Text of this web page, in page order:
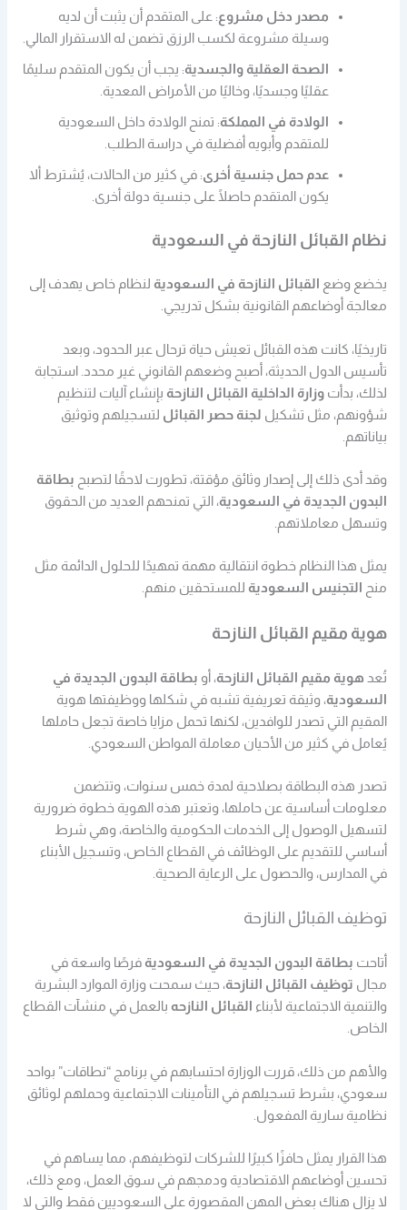
مصدر دخل مشروع: على المتقدم أن يثبت أن لديه
وسيلة مشروعة لكسب الرزق تضمن له الاستقرار المالي.
الصحة العقلية والجسدية: يجب أن يكون المتقدم سليمًا
عقليًا وجسديًا، وخاليًا من الأمراض المعدية.
الولادة في المملكة: تمنح الولادة داخل السعودية
للمتقدم وأبويه أفضلية في دراسة الطلب.
عدم حمل جنسية أخرى: في كثير من الحالات، يُشترط ألا
يكون المتقدم حاصلًا على جنسية دولة أخرى.
نظام القبائل النازحة في السعودية
يخضع وضع القبائل النازحة في السعودية لنظام خاص يهدف إلى
معالجة أوضاعهم القانونية بشكل تدريجي.
تاريخيًا، كانت هذه القبائل تعيش حياة ترحال عبر الحدود، وبعد
تأسيس الدول الحديثة، أصبح وضعهم القانوني غير محدد. استجابة
لذلك، بدأتوزارة الداخلية القبائل النازحة بإنشاء آليات لتنظيم
شؤونهم، مثل تشكيل لجنة حصر القبائل لتسجيلهم وتوثيق
بياناتهم.
وقد أدى ذلك إلى إصدار وثائق مؤقتة، تطورت لاحقًا لتصبح بطاقة
البدون الجديدة في السعودية، التي تمنحهم العديد من الحقوق
وتسهل معاملاتهم.
يمثل هذا النظام خطوة انتقالية مهمة تمهيدًا للحلول الدائمة مثل
منح التجنيس السعودية للمستحقين منهم.
هوية مقيم القبائل النازحة
تُعد هوية مقيم القبائل النازحة، أو بطاقة البدون الجديدة في
السعودية، وثيقة تعريفية تشبه في شكلها ووظيفتها هوية
المقيم التي تصدر للوافدين، لكنها تحمل مزايا خاصة تجعل حاملها
يُعامل في كثير من الأحيان معاملة المواطن السعودي.
تصدر هذه البطاقة بصلاحية لمدة خمس سنوات، وتتضمن
معلومات أساسية عن حاملها، وتعتبر هذه الهوية خطوة ضرورية
لتسهيل الوصول إلى الخدمات الحكومية والخاصة، وهي شرط
أساسي للتقديم على الوظائف في القطاع الخاص، وتسجيل الأبناء
في المدارس، والحصول على الرعاية الصحية.
توظيف القبائل النازحة
أتاحت بطاقة البدون الجديدة في السعودية فرصًا واسعة في
مجال توظيف القبائل النازحة، حيث سمحت وزارة الموارد البشرية
والتنمية الاجتماعية لأبناء
القبائل النازحه بالعمل في منشآت القطاع
الخاص.
والأهم من ذلك، قررت الوزارة احتسابهم في برنامج “نطاقات” بواحد
سعودي، بشرط تسجيلهم في التأمينات الاجتماعية وحملهم لوثائق
نظامية سارية المفعول.
هذا القرار يمثل حافزًا كبيرًا للشركات لتوظيفهم، مما يساهم في
تحسين أوضاعهم الاقتصادية ودمجهم في سوق العمل، ومع ذلك،
لا يزال هناك بعض المهن المقصورة على السعوديين فقط والتي لا